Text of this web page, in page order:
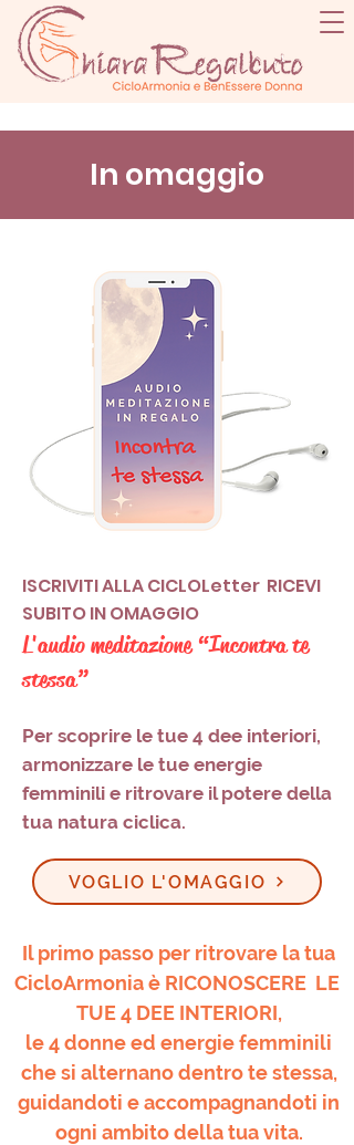
In omaggio
ISCRIVITI ALLA CICLOLetter RICEVI
SUBITO IN OMAGGIO
L'audio meditazione “Incontra te
stessa”
Per scoprire le tue 4 dee interiori,
armonizzare le tue energie
femminili e ritrovare il potere della
tua natura ciclica.
VOGLIO L'OMAGGIO
Il primo passo per ritrovare la tua
CicloArmonia è RICONOSCERE LE
TUE 4 DEE INTERIORI,
le 4 donne ed energie femminili
che si alternano dentro te stessa,
guidandoti e accompagnandoti in
ogni ambito della tua vita.